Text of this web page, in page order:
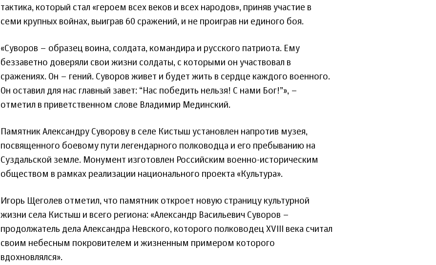
тактика, который стал «героем всех веков и всех народов», приняв участие в
семи крупных войнах, выиграв 60 сражений, и не проиграв ни единого боя.
«Суворов – образец воина, солдата, командира и русского патриота. Ему
беззаветно доверяли свои жизни солдаты, с которыми он участвовал в
сражениях. Он – гений. Суворов живет и будет жить в сердце каждого военного.
Он оставил для нас главный завет: “Нас победить нельзя! С нами Бог!”», –
отметил в приветственном слове Владимир Мединский.
Памятник Александру Суворову в селе Кистыш установлен напротив музея,
посвященного боевому пути легендарного полководца и его пребыванию на
Суздальской земле. Монумент изготовлен Российским военно-историческим
обществом в рамках реализации национального проекта «Культура».
Игорь Щеголев отметил, что памятник откроет новую страницу культурной
жизни села Кистыш и всего региона: «Александр Васильевич Суворов –
продолжатель дела Александра Невского, которого полководец XVIII века считал
своим небесным покровителем и жизненным примером которого
вдохновлялся».